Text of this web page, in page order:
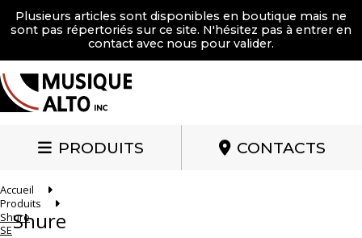
Plusieurs articles sont disponibles en boutique mais ne
sont pas répertoriés sur ce site. N'hésitez pas à entrer en
contact avec nous pour valider.
PRODUITS CONTACTS
Accueil
Produits
Shure
SEShure